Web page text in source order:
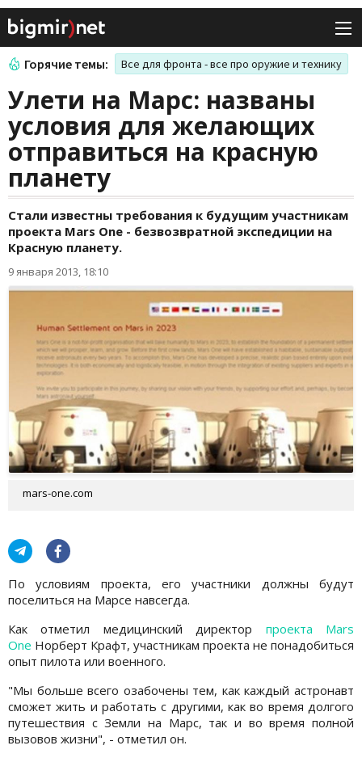
Горячие темы: Все для фронта - все про оружие и технику
Улети на Марс: названы
условия для желающих
отправиться на красную
планету
Стали известны требования к будущим участникам
проекта Mars One - безвозвратной экспедиции на
Красную планету.
9 января 2013, 18:10
mars-one.com
По условиям проекта, его участники должны будут
поселиться на Марсе навсегда.
Как отметил медицинский директор проекта Mars
One Норберт Крафт, участникам проекта не понадобиться
опыт пилота или военного.
"Мы больше всего озабочены тем, как каждый астронавт
сможет жить и работать с другими, как во время долгого
путешествия с Земли на Марс, так и во время полной
вызовов жизни", - отметил он.